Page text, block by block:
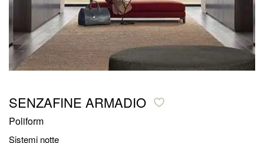
SENZAFINE ARMADIO
Poliform
Sistemi notte